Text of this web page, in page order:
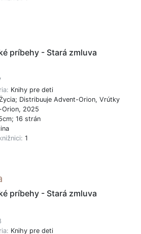
príbehy - Stará zmluva
Knihy pre deti
Distribuuje Advent-Orion, Vrútky
2025
16 strán
1
príbehy - Stará zmluva
Knihy pre deti